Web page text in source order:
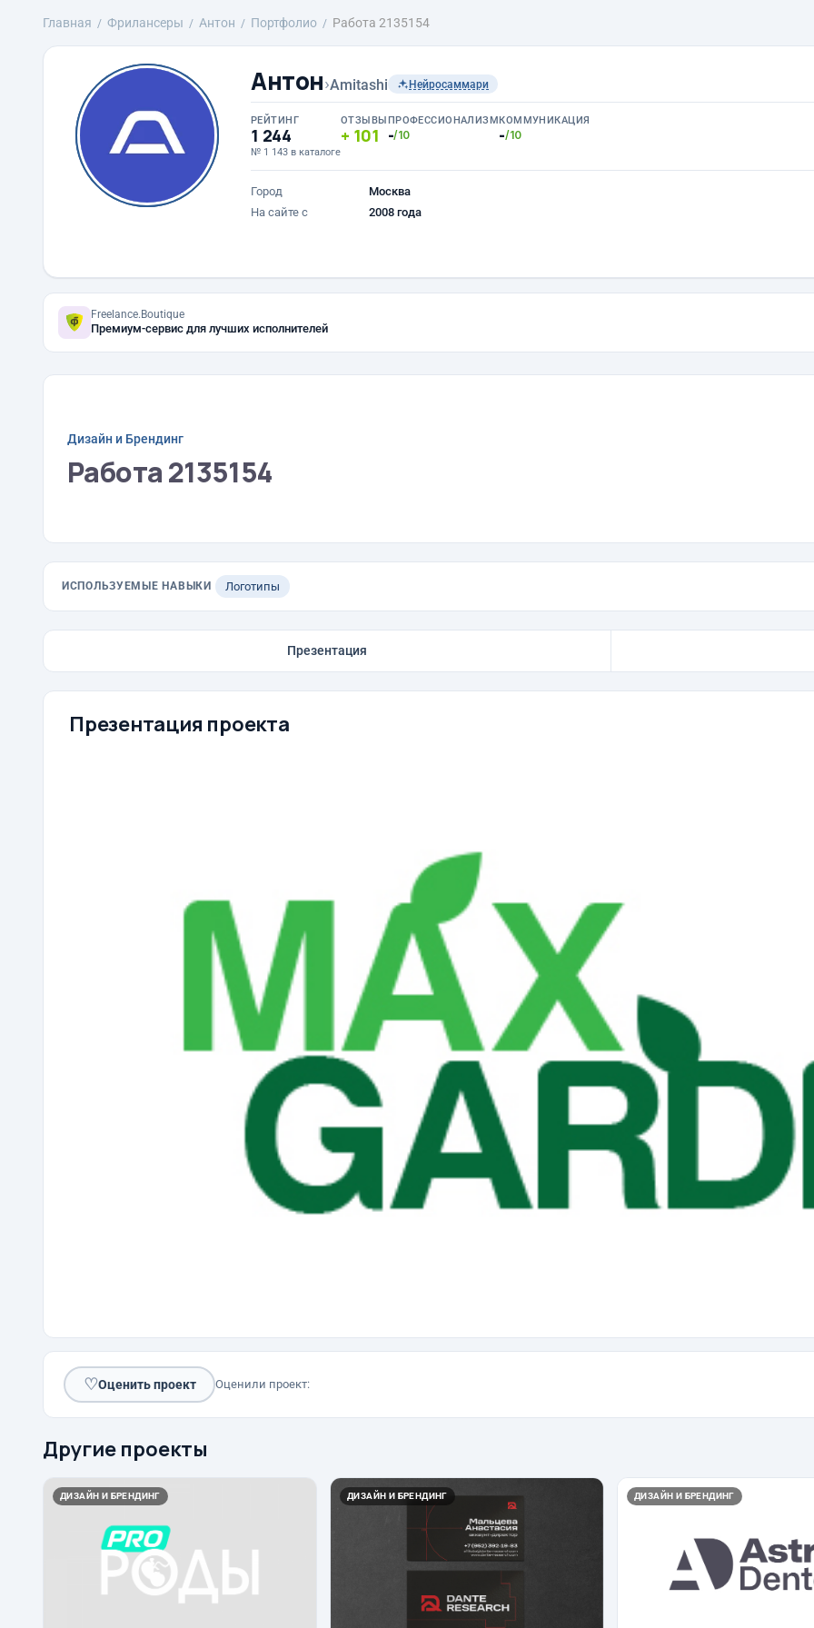
Главная Фрилансеры Антон Портфолио Работа 2135154
Антон›Amitashi Нейросаммари
РЕЙТИНГ
1 244
№ 1 143 в каталоге
ОТЗЫВЫ
101
ПРОФЕССИОНАЛИЗМ
-/10
КОММУНИКАЦИЯ
-/10
Город
Москва
На сайте с
2008 года
Freelance.Boutique
Премиум-сервис для лучших исполнителей
Дизайн и Брендинг
Работа 2135154
ИСПОЛЬЗУЕМЫЕ НАВЫКИ Логотипы
Презентация
Презентация проекта
♡Оценить проект Оценили проект:
Другие проекты
ДИЗАЙН И БРЕНДИНГ ДИЗАЙН И БРЕНДИНГ ДИЗАЙН И БРЕНДИНГ